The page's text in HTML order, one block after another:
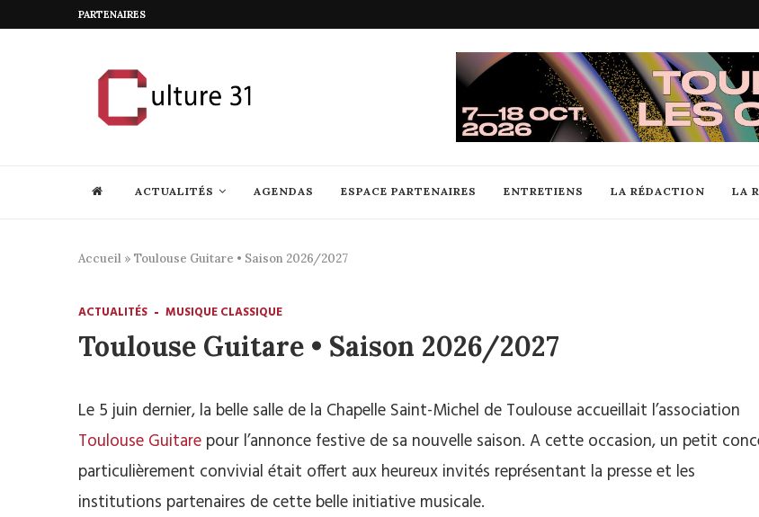
PARTENAIRES
ACTUALITÉS AGENDAS ESPACE PARTENAIRES ENTRETIENS LA RÉDACTION LA
Accueil » Toulouse Guitare • Saison 2026/2027
ACTUALITÉS MUSIQUE CLASSIQUE
Toulouse Guitare • Saison 2026/2027
Le 5 juin dernier, la belle salle de la Chapelle Saint-Michel de Toulouse accueillait l’association
Toulouse Guitare pour l’annonce festive de sa nouvelle saison. A cette occasion, un petit
particulièrement convivial était offert aux heureux invités représentant la presse et les
institutions partenaires de cette belle initiative musicale.